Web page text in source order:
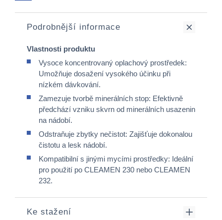
Podrobnější informace
Vlastnosti produktu
Vysoce koncentrovaný oplachový prostředek:
Umožňuje dosažení vysokého účinku při
nízkém dávkování.​
Zamezuje tvorbě minerálních stop: Efektivně
předchází vzniku skvrn od minerálních usazenin
na nádobí.​
Odstraňuje zbytky nečistot: Zajišťuje dokonalou
čistotu a lesk nádobí.​
Kompatibilní s jinými mycími prostředky: Ideální
pro použití po CLEAMEN 230 nebo CLEAMEN
232.​
Ke stažení